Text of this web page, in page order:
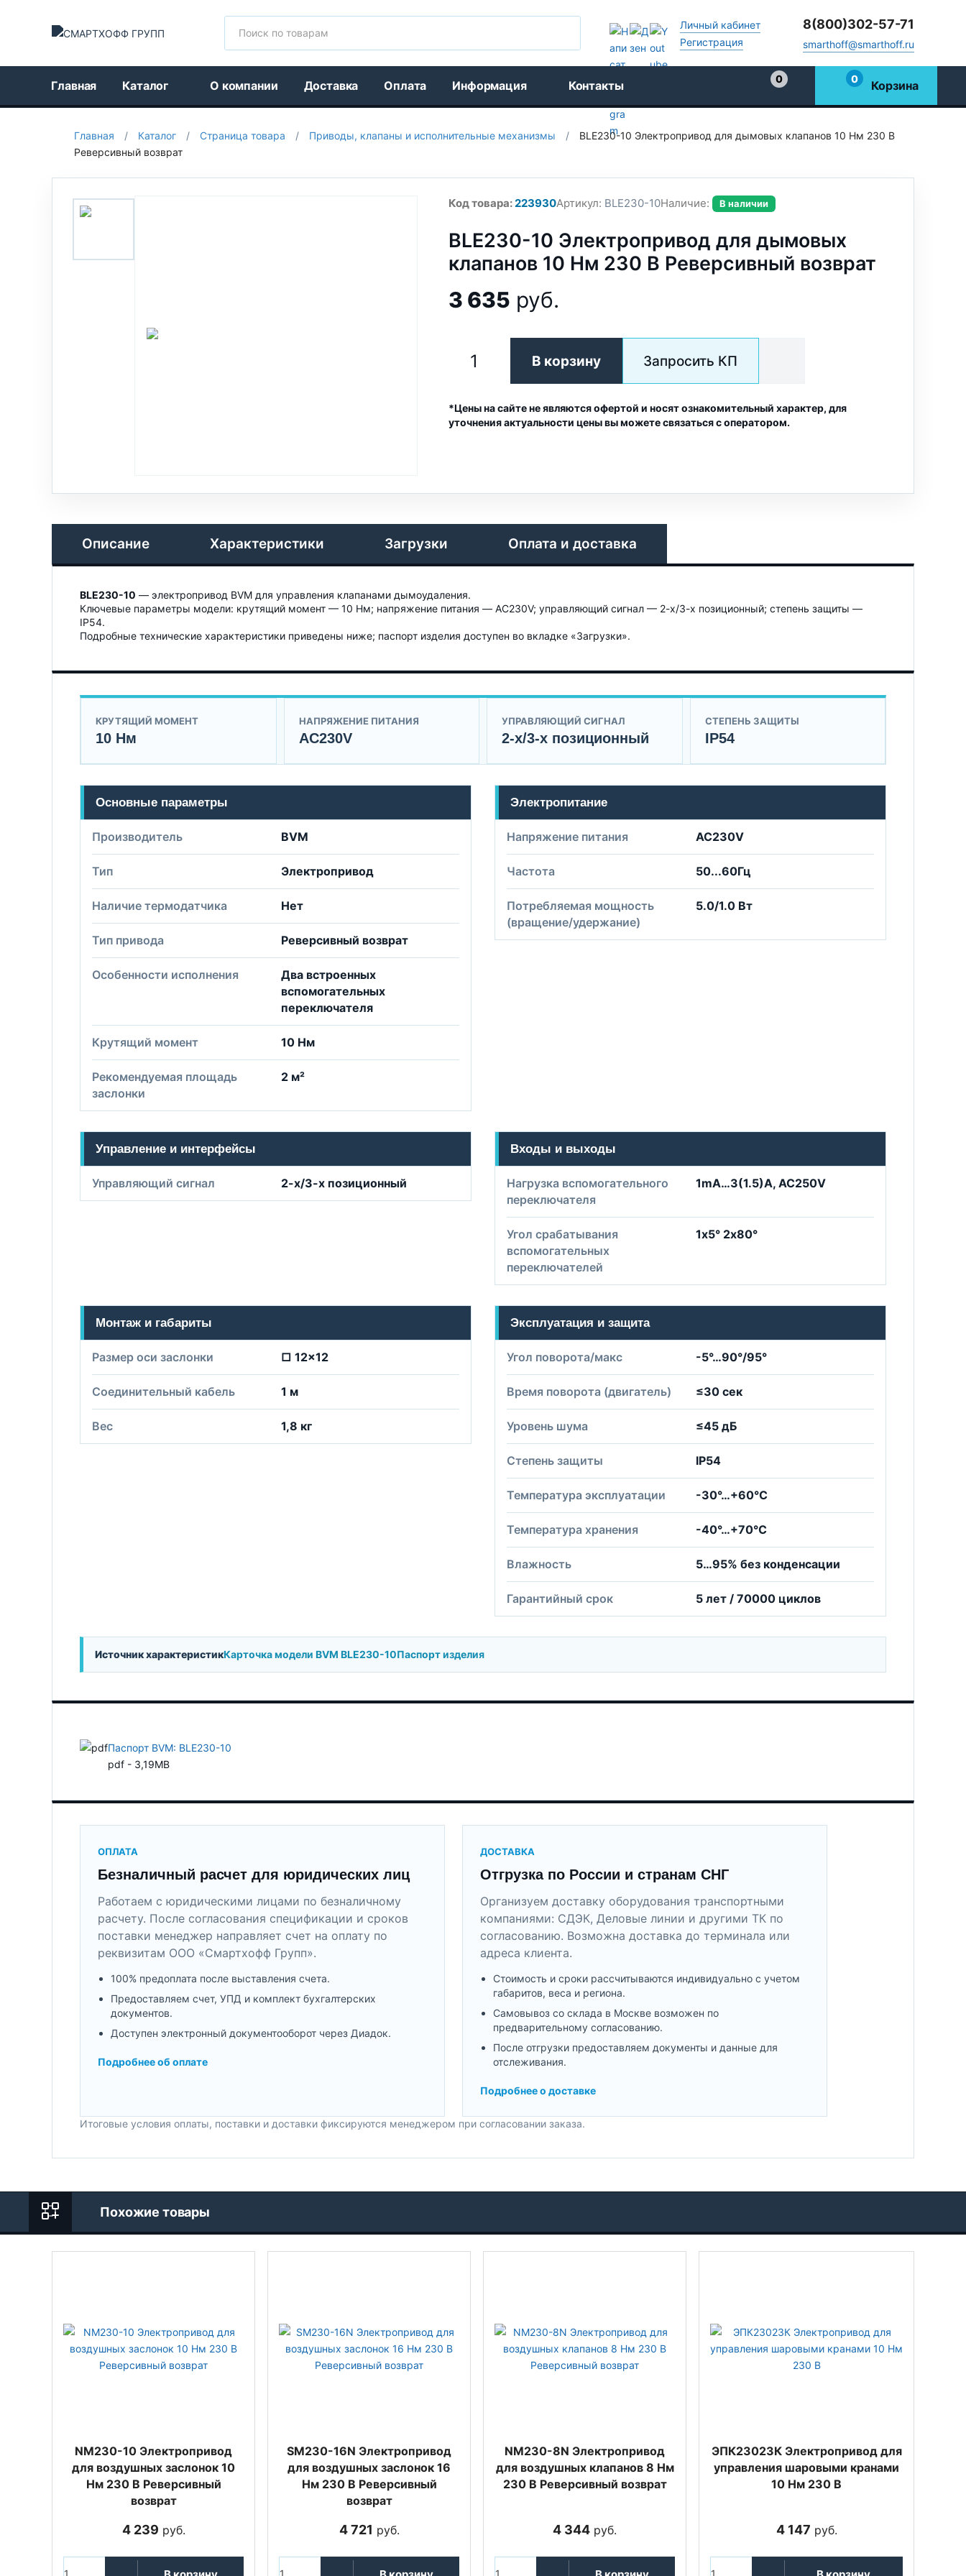
Личный кабинет
Регистрация
8(800)302-57-71
smarthoff@smarthoff.ru
Главная Каталог О компании Доставка Оплата Информация Контакты
0
0 Корзина
Главная / Каталог / Страница товара / Приводы, клапаны и исполнительные механизмы /
BLE230-10 Электропривод для дымовых клапанов 10 Нм 230 В
Реверсивный возврат
Код товара:223930Артикул: BLE230-10Наличие: В наличии
BLE230-10 Электропривод для дымовых
клапанов 10 Нм 230 В Реверсивный возврат
3 635 руб.
В корзину Запросить КП
*Цены на сайте не являются офертой и носят ознакомительный характер, для
уточнения актуальности цены вы можете связаться с оператором.
Описание Характеристики Загрузки Оплата и доставка
BLE230-10 — электропривод BVM для управления клапанами дымоудаления.
Ключевые параметры модели: крутящий момент — 10 Нм; напряжение питания — AC230V; управляющий сигнал — 2-х/3-х позиционный; степень защиты —
IP54.
Подробные технические характеристики приведены ниже; паспорт изделия доступен во вкладке «Загрузки».
КРУТЯЩИЙ МОМЕНТ
10 Нм
НАПРЯЖЕНИЕ ПИТАНИЯ
AC230V
УПРАВЛЯЮЩИЙ СИГНАЛ
2-х/3-х позиционный
СТЕПЕНЬ ЗАЩИТЫ
IP54
Основные параметры
Производитель BVM
Тип Электропривод
Наличие термодатчика Нет
Тип привода Реверсивный возврат
Особенности исполнения
Два встроенных
вспомогательных
переключателя
Крутящий момент 10 Нм
Рекомендуемая площадь
заслонки
2 м²
Электропитание
Напряжение питания AC230V
Частота 50...60Гц
Потребляемая мощность
(вращение/удержание)
5.0/1.0 Вт
Управление и интерфейсы
Управляющий сигнал 2-х/3-х позиционный
Входы и выходы
Нагрузка вспомогательного
переключателя
1mA…3(1.5)A, AC250V
Угол срабатывания
вспомогательных
переключателей
1х5° 2х80°
Монтаж и габариты
Размер оси заслонки □ 12x12
Соединительный кабель 1 м
Вес 1,8 кг
Эксплуатация и защита
Угол поворота/макс -5°…90°/95°
Время поворота (двигатель) ≤30 сек
Уровень шума ≤45 дБ
Степень защиты IP54
Температура эксплуатации -30°…+60°С
Температура хранения -40°…+70°С
Влажность 5…95% без конденсации
Гарантийный срок 5 лет / 70000 циклов
Источник характеристикКарточка модели BVM BLE230-10Паспорт изделия
Паспорт BVM: BLE230-10
pdf - 3,19MB
ОПЛАТА
Безналичный расчет для юридических лиц
Работаем с юридическими лицами по безналичному
расчету. После согласования спецификации и сроков
поставки менеджер направляет счет на оплату по
реквизитам ООО «Смартхофф Групп».
100% предоплата после выставления счета.
Предоставляем счет, УПД и комплект бухгалтерских
документов.
Доступен электронный документооборот через Диадок.
Подробнее об оплате
ДОСТАВКА
Отгрузка по России и странам СНГ
Организуем доставку оборудования транспортными
компаниями: СДЭК, Деловые линии и другими ТК по
согласованию. Возможна доставка до терминала или
адреса клиента.
Стоимость и сроки рассчитываются индивидуально с учетом
габаритов, веса и региона.
Самовывоз со склада в Москве возможен по
предварительному согласованию.
После отгрузки предоставляем документы и данные для
отслеживания.
Подробнее о доставке
Итоговые условия оплаты, поставки и доставки фиксируются менеджером при согласовании заказа.
Похожие товары
NM230-10 Электропривод
для воздушных заслонок 10
Нм 230 В Реверсивный
возврат
4 239 руб.
SM230-16N Электропривод
для воздушных заслонок 16
Нм 230 В Реверсивный
возврат
4 721 руб.
NM230-8N Электропривод
для воздушных клапанов 8 Нм
230 В Реверсивный возврат
4 344 руб.
ЭПК23023К Электропривод для
управления шаровыми кранами
10 Нм 230 В
4 147 руб.